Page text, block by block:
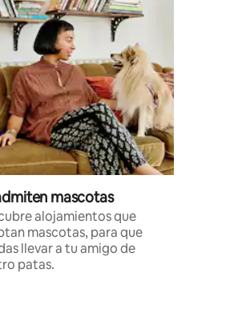
mascotas
alojamientos que
mascotas, para que
llevar a tu amigo de
patas.